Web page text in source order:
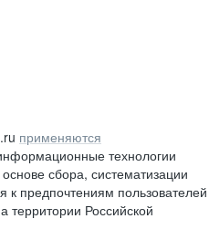
применяются
технологии
сбора, систематизации
к предпочтениям пользователей
территории Российской